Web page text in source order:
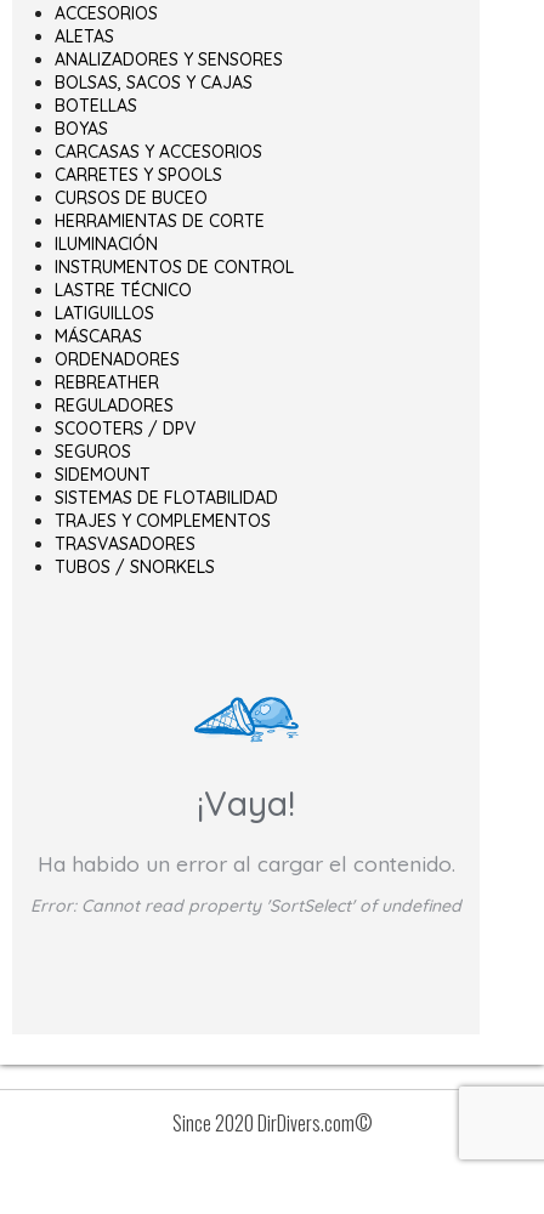
ACCESORIOS
ALETAS
ANALIZADORES Y SENSORES
BOLSAS, SACOS Y CAJAS
BOTELLAS
BOYAS
CARCASAS Y ACCESORIOS
CARRETES Y SPOOLS
CURSOS DE BUCEO
HERRAMIENTAS DE CORTE
ILUMINACIÓN
INSTRUMENTOS DE CONTROL
LASTRE TÉCNICO
LATIGUILLOS
MÁSCARAS
ORDENADORES
REBREATHER
REGULADORES
SCOOTERS / DPV
SEGUROS
SIDEMOUNT
SISTEMAS DE FLOTABILIDAD
TRAJES Y COMPLEMENTOS
TRASVASADORES
TUBOS / SNORKELS
¡Vaya!
Ha habido un error al cargar el contenido.
Error: Cannot read property 'SortSelect' of undefined
Since 2020 DirDivers.com©